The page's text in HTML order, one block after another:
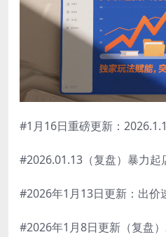
#1月16日重磅更新：
#2026.01.13（复盘）暴力起
#2026年1月13日更新：出价
#2026年1月8日更新（复盘